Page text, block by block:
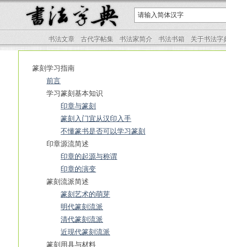
书法文章 古代字帖集 书法家简介 书法书箱 关于书法字
篆刻学习指南
前言
学习篆刻基本知识
印章与篆刻
篆刻入门宜从汉印入手
不懂篆书是否可以学习篆刻
印章源流简述
印章的起源与称谓
印章的演变
篆刻流派简述
篆刻艺术的萌芽
明代篆刻流派
清代篆刻流派
近现代篆刻流派
篆刻用具与材料